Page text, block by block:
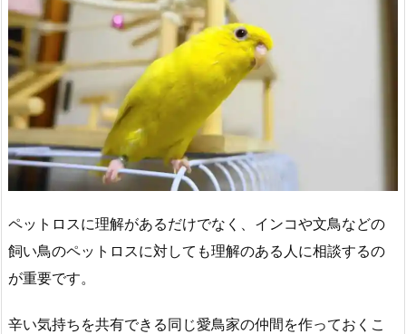
ペットロスに理解があるだけでなく、インコや文鳥などの
飼い鳥のペットロスに対しても理解のある人に相談するの
が重要です。
辛い気持ちを共有できる同じ愛鳥家の仲間を作っておくこ